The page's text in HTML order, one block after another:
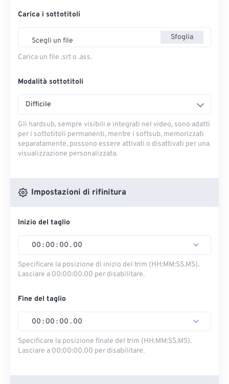
Carica i sottotitoli
Scegli un file Sfoglia
Carica un file .srt o .ass.
Modalità sottotitoli
Difficile
Gli hardsub, sempre visibili e integrati nel video, sono adatti
per i sottotitoli permanenti, mentre i softsub, memorizzati
separatamente, possono essere attivati ​​o disattivati ​​per una
visualizzazione personalizzata.
Impostazioni di rifinitura
Inizio del taglio
00 : 00 : 00 . 00
Specificare la posizione di inizio del trim (HH:MM:SS.MS).
Lasciare a 00:00:00.00 per disabilitare.
Fine del taglio
00 : 00 : 00 . 00
Specificare la posizione finale del trim (HH:MM:SS.MS).
Lasciare a 00:00:00.00 per disabilitare.